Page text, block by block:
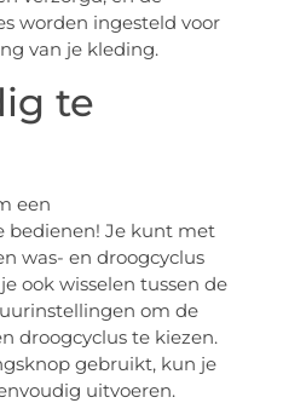
worden ingesteld voor
van je kleding.
te
een
bedienen! Je kunt met
was- en droogcyclus
ook wisselen tussen de
om de
droogcyclus te kiezen.
gebruikt, kun je
uitvoeren.